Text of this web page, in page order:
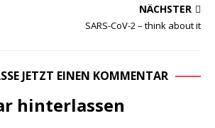
NÄCHSTER
SARS-CoV-2 – think about it
JETZT EINEN KOMMENTAR
hinterlassen